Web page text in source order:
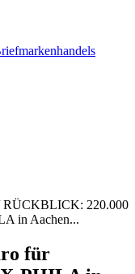
RÜCKBLICK: 220.000
in Aachen...
für